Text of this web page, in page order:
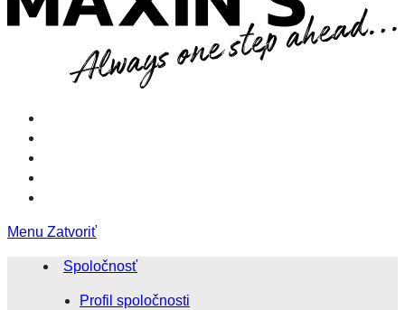
Menu Zatvoriť
Spoločnosť
Profil spoločnosti